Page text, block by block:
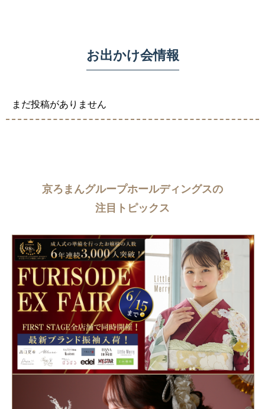
お出かけ会情報
まだ投稿がありません
京ろまんグループホールディングスの
注目トピックス